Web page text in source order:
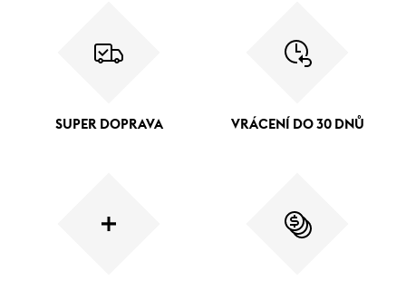
SUPER DOPRAVA VRÁCENÍ DO 30 DNŮ